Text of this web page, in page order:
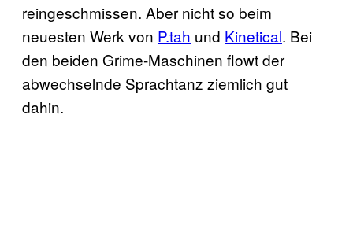
reingeschmissen. Aber nicht so beim
neuesten Werk von P.tah und Kinetical. Bei
den beiden Grime-Maschinen flowt der
abwechselnde Sprachtanz ziemlich gut
dahin.